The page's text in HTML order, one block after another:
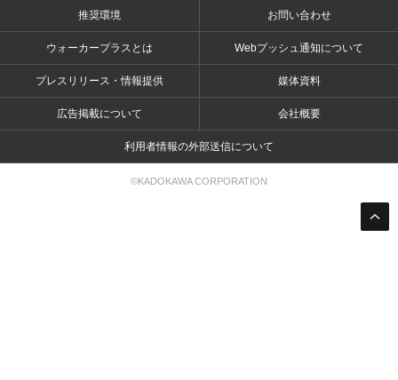
推奨環境 お問い合わせ
ウォーカープラスとは Webプッシュ通知について
プレスリリース・情報提供 媒体資料
広告掲載について 会社概要
利用者情報の外部送信について
©KADOKAWA CORPORATION